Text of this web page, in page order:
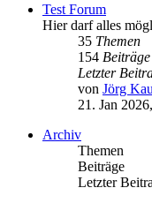
Test Forum
Hier darf alles
35 Themen
154 Beiträge
Letzter
von Jörg
21. Jan
Archiv
Themen
Beiträge
Letzter